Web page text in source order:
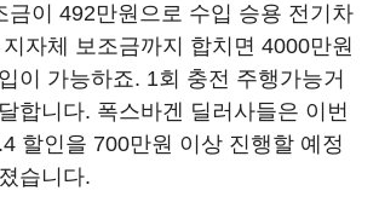
금이 492만원으로 수입 승용 전기차
자체 보조금까지 합치면 4000만원
이 가능하죠. 1회 충전 주행가능거
합니다. 폭스바겐 딜러사들은 이번
할인을 700만원 이상 진행할 예정
습니다.